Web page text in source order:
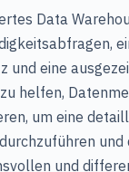
Data
und eine
helfen,
um eine
und
und